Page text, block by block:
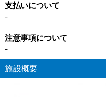
支払いについて
-
注意事項について
-
施設概要